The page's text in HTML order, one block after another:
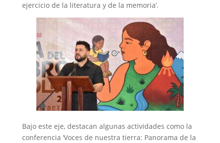
ejercicio de la literatura y de la memoria’.
Bajo este eje, destacan algunas actividades como la
conferencia ‘Voces de nuestra tierra: Panorama de la